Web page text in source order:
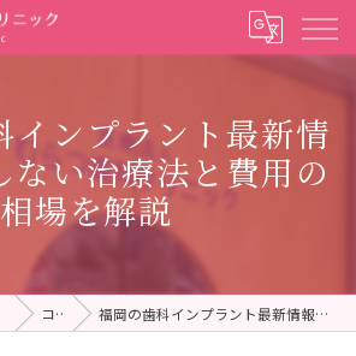
インプラント最新情
ない治療法と費用の
相場を解説
コラム 福岡の歯科インプラント最新情報！失敗しない治療法と費用の相場を解説